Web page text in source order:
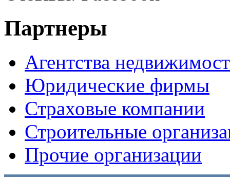
Партнеры
Агентства
Юридические фирмы
Страховые компании
Строительные
Прочие организации